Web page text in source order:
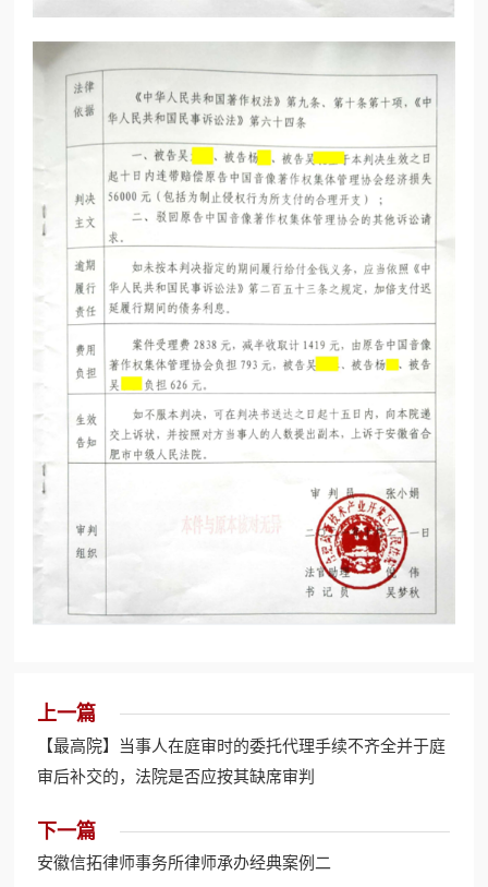
上一篇
【最高院】当事人在庭审时的委托代理手续不齐全并于庭
审后补交的，法院是否应按其缺席审判
下一篇
安徽信拓律师事务所律师承办经典案例二